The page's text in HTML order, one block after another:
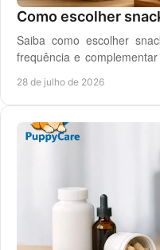
Como escolher
Saiba como escolher
frequência e
28 de julho de 2026